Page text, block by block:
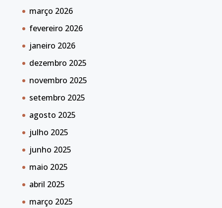
março 2026
fevereiro 2026
janeiro 2026
dezembro 2025
novembro 2025
setembro 2025
agosto 2025
julho 2025
junho 2025
maio 2025
abril 2025
março 2025